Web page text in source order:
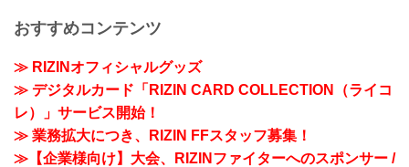
おすすめコンテンツ
≫ RIZINオフィシャルグッズ
≫ デジタルカード「RIZIN CARD COLLECTION（ライコ
レ）」サービス開始！
≫ 業務拡大につき、RIZIN FFスタッフ募集！
≫【企業様向け】大会、RIZINファイターへのスポンサー /